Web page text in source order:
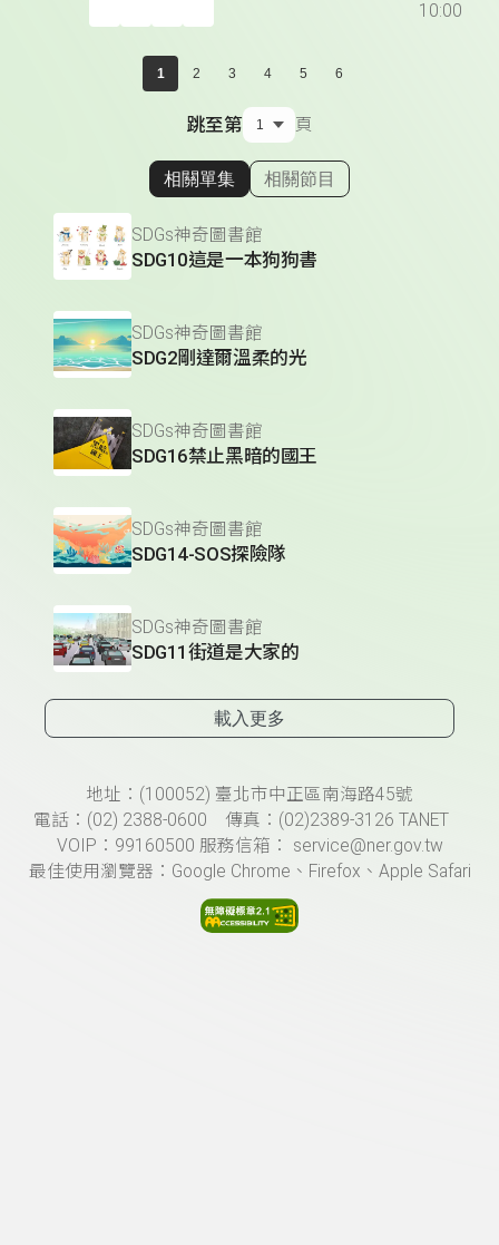
10:00
1 2 3 4 5 6
跳至第 頁
顯示相關單集
相關單集 相關節目
SDGs神奇圖書館
SDG10這是一本狗狗書
SDGs神奇圖書館
SDG2剛達爾溫柔的光
SDGs神奇圖書館
SDG16禁止黑暗的國王
SDGs神奇圖書館
SDG14-SOS探險隊
SDGs神奇圖書館
SDG11街道是大家的
載入更多
頁尾資訊地址：(100052) 臺北市中正區南海路45號
電話：(02) 2388-0600 傳真：(02)2389-3126 TANET
VOIP：99160500 服務信箱： service@ner.gov.tw
最佳使用瀏覽器：Google Chrome、Firefox、Apple Safari